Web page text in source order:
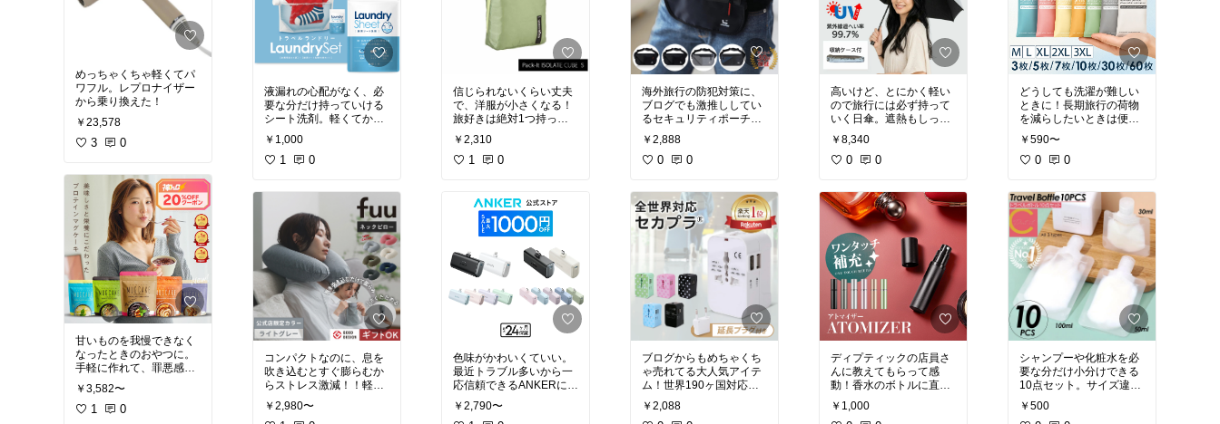
めっちゃくちゃ軽くてパ
ワフル。レプロナイザー
から乗り換えた！
￥23,578
3 0
甘いものを我慢できなく
なったときのおやつに。
手軽に作れて、罪悪感な
く食べられるのがうれし
い。値段は高いけど、割
と美味しいので何度かリ
￥3,582〜
1 0
液漏れの心配がなく、必
要な分だけ持っていける
シート洗剤。軽くてかさ
ばらないから、長期旅行
の洗濯にぴったり！防災
にも使える。
￥1,000
1 0
コンパクトなのに、息を
吹き込むとすぐ膨らむか
らストレス激減！！軽く
て洗えるから、飛行機や
長距離移動に持っていき
￥2,980〜
信じられないくらい丈夫
で、洋服が小さくなる！
旅好きは絶対1つ持って
おいた方がいい商品
￥2,310
1 0
色味がかわいくていい。
最近トラブル多いから一
応信頼できるANKERにし
てる。ケーブルなしで直
接挿せるのがとにかく便
￥2,790〜
海外旅行の防犯対策に、
ブログでも激推ししてい
るセキュリティポーチ。
下に隠して持ち歩けて安
心！
￥2,888
0 0
ブログからもめちゃくち
ゃ売れてる大人気アイテ
ム！世界190ヶ国対応
これひとつ持っておけば
￥2,088
高いけど、とにかく軽い
ので旅行には必ず持って
いく日傘。遮熱もしっか
り。ただ、折りたたみ傘
全般にいえるけど、少し
畳みにくいのが難点。
￥8,340
0 0
ディプティックの店員さ
んに教えてもらって感
動！香水のボトルに直接
差し込んで簡単に詰め替
えられる。旅行にもコン
￥1,000
どうしても洗濯が難しい
ときに！長期旅行の荷物
を減らしたいときは便利
な使い捨てショーツも検
討してみてもいいかも。
個包装だから持ち歩きや
￥590〜
0 0
シャンプーや化粧水を必
要な分だけ小分けできる
10点セット。サイズ違い
がそろっていて、旅行先
に合わせて使い分けられ
￥500